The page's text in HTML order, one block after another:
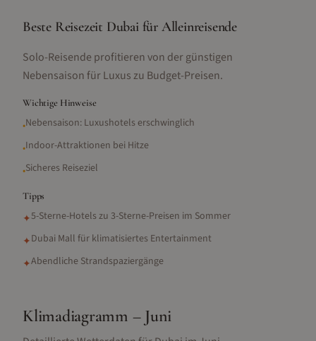
Beste Reisezeit Dubai für Alleinreisende
Solo-Reisende profitieren von der günstigen
Nebensaison für Luxus zu Budget-Preisen.
Wichtige Hinweise
•Nebensaison: Luxushotels erschwinglich
•Indoor-Attraktionen bei Hitze
•Sicheres Reiseziel
Tipps
✦5-Sterne-Hotels zu 3-Sterne-Preisen im Sommer
✦Dubai Mall für klimatisiertes Entertainment
✦Abendliche Strandspaziergänge
Klimadiagramm – Juni